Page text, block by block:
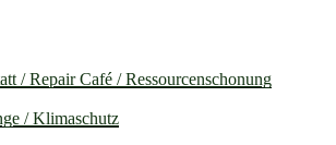
/ Repair Café / Ressourcenschonung
/ Klimaschutz